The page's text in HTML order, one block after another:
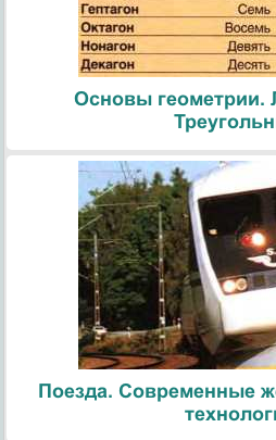
Основы геометрии.
Поезда. Современные